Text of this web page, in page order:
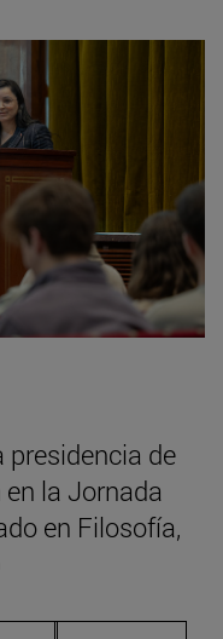
presidencia de
la Jornada
en Filosofía,